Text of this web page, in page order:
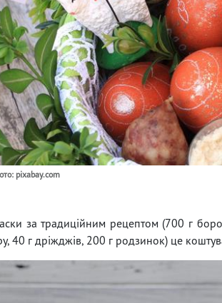
pixabay.com
за традиційним рецептом (700 г
40 г дріжджів, 200 г родзинок) це